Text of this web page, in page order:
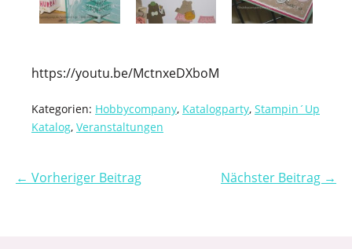
https://youtu.be/MctnxeDXboM
Kategorien: Hobbycompany, Katalogparty, Stampin´Up
Katalog, Veranstaltungen
← Vorheriger Beitrag Nächster Beitrag →